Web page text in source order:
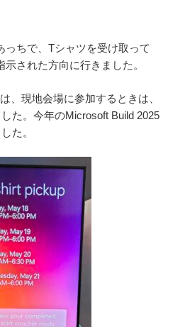
っちで、Tシャツを受け取って
された方向に行きました。
、現地会場に参加するときは、
た。今年のMicrosoft Build 2025
た。